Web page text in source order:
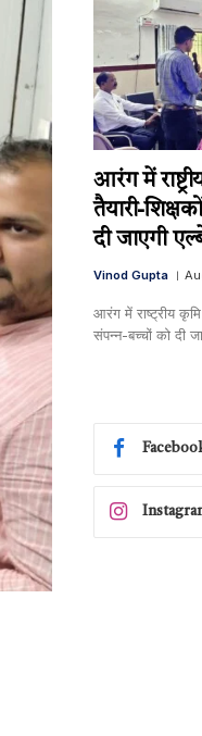
आरंग में
तैयारी-
दी जाएगी
Vinod Gupta
आरंग में राष्ट्रीय कृमि
संपन्न-बच्चों को दी